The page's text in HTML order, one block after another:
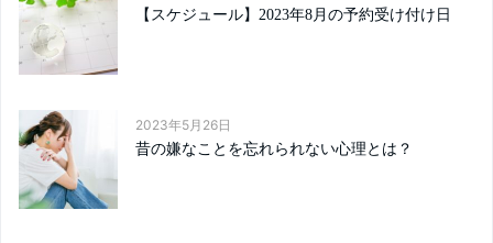
【スケジュール】2023年8月の予約受け付け日
2023年5月26日
昔の嫌なことを忘れられない心理とは？